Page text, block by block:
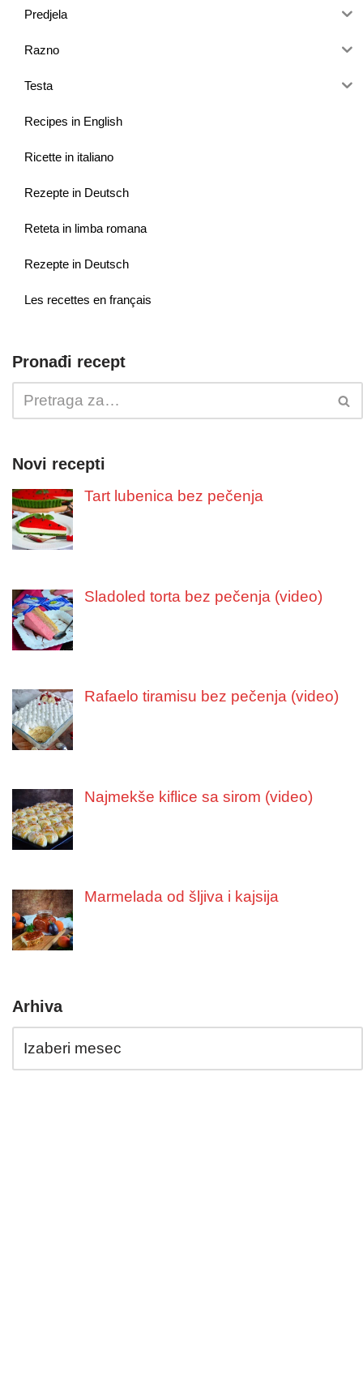
Predjela
Razno
Testa
Recipes in English
Ricette in italiano
Rezepte in Deutsch
Reteta in limba romana
Rezepte in Deutsch
Les recettes en français
Pronađi recept
Novi recepti
Tart lubenica bez pečenja
Sladoled torta bez pečenja (video)
Rafaelo tiramisu bez pečenja (video)
Najmekše kiflice sa sirom (video)
Marmelada od šljiva i kajsija
Arhiva